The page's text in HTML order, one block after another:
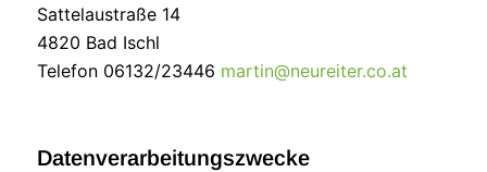
Sattelaustraße 14
4820 Bad Ischl
Telefon 06132/23446 martin@neureiter.co.at
Datenverarbeitungszwecke